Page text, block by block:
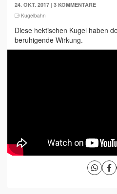
24. OKT. 2017 | 3 KOMMENTARE
Kugelbahn
Diese hektischen Kugel haben
beruhigende Wirkung.